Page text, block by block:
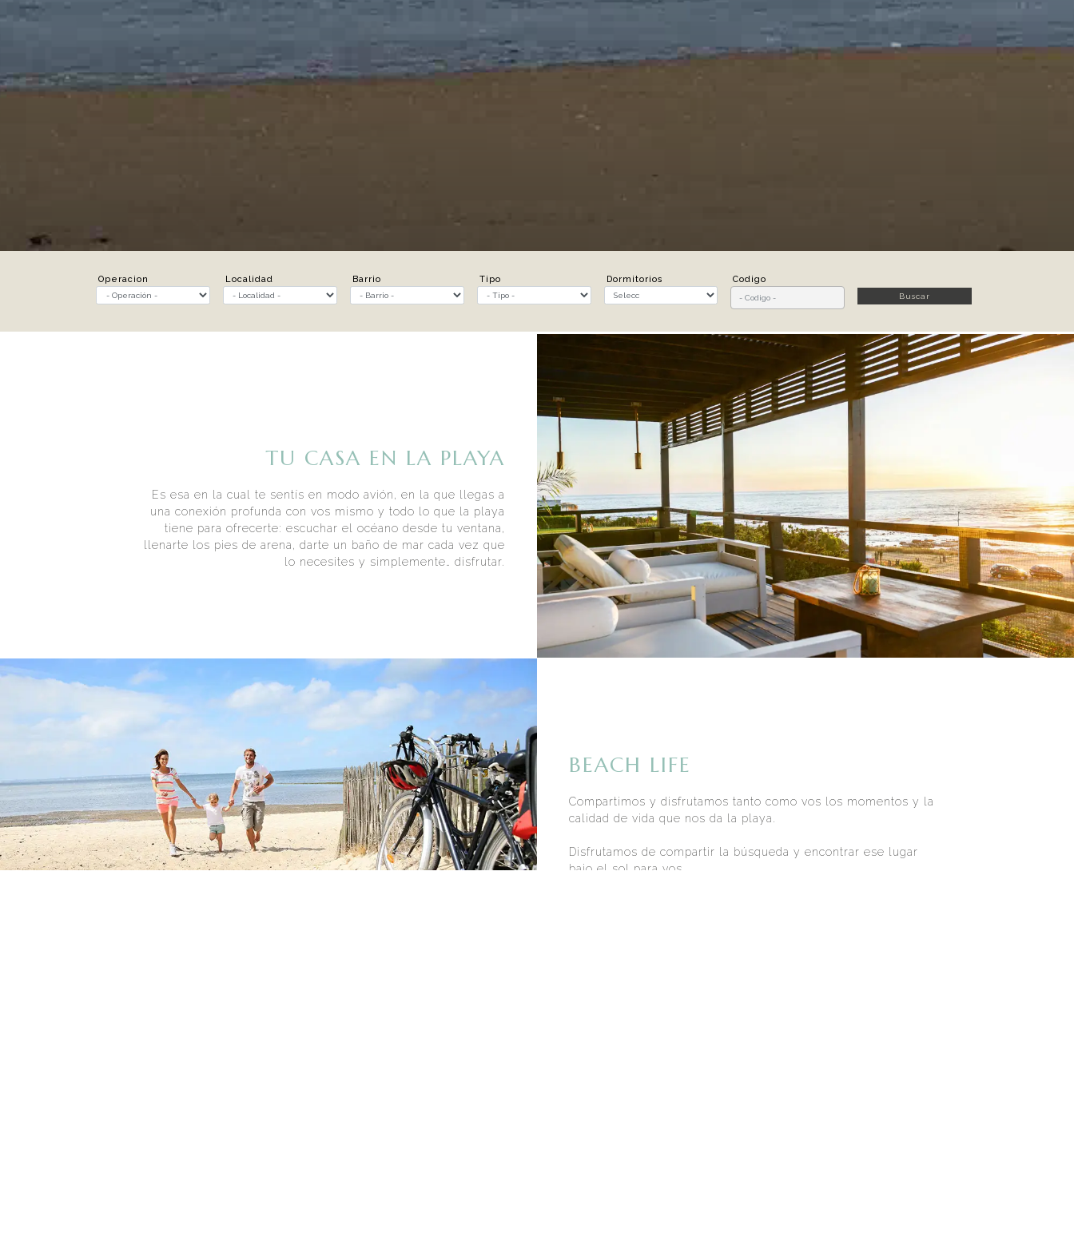
Operacion Localidad Barrio Tipo Dormitorios Codigo
Buscar
TU CASA EN LA PLAYA
Es esa en la cual te sentís en modo avión, en la que llegas a
una conexión profunda con vos mismo y todo lo que la playa
tiene para ofrecerte: escuchar el océano desde tu ventana,
llenarte los pies de arena, darte un baño de mar cada vez que
lo necesites y simplemente… disfrutar.
BEACH LIFE
Compartimos y disfrutamos tanto como vos los momentos y la
calidad de vida que nos da la playa.
Disfrutamos de compartir la búsqueda y encontrar ese lugar
bajo el sol para vos.